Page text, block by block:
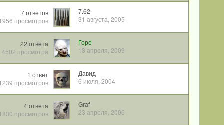
7 ответов
просмотров
7.62
31 августа, 2005
22 ответа
4502 просмотра
Горе
13 апреля, 2009
1 ответ
просмотров
Давид
6 июля, 2004
4 ответа
просмотров
Graf
23 апреля, 2006